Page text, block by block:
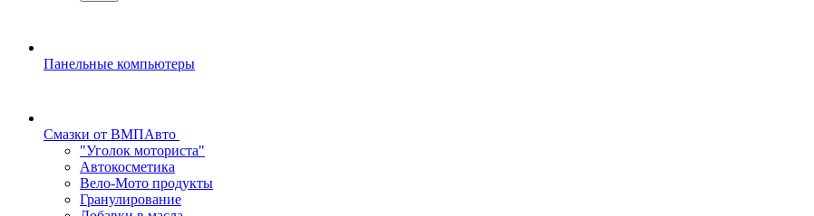
Панельные компьютеры
Смазки от ВМПАвто
"Уголок моториста"
Автокосметика
Вело-Мото продукты
Гранулирование